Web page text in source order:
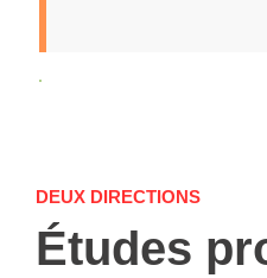
DEUX DIRECTIONS
Études